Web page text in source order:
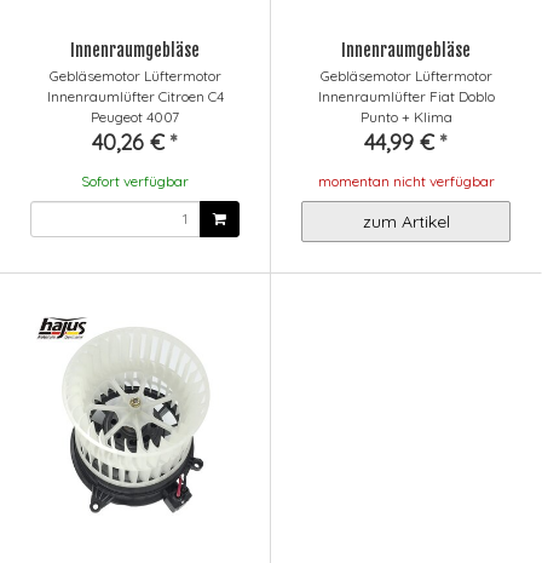
Innenraumgebläse
Gebläsemotor Lüftermotor
Innenraumlüfter Citroen C4
Peugeot 4007
40,26 € *
Sofort verfügbar
Innenraumgebläse
Gebläsemotor Lüftermotor
Innenraumlüfter Fiat Doblo
Punto + Klima
44,99 € *
momentan nicht verfügbar
zum Artikel